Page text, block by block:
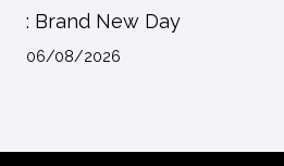
: Brand New Day
06/08/2026